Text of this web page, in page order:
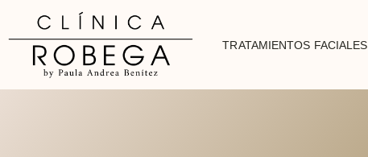
TRATAMIENTOS FACIALES